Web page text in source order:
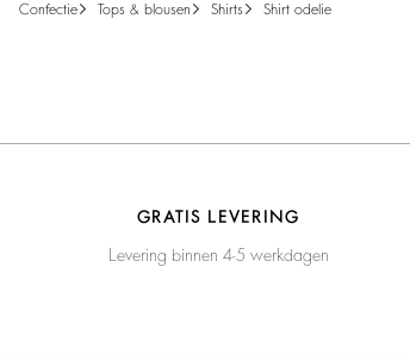
confectie tops & blousen shirts shirt odelie
GRATIS LEVERING
Levering binnen 4-5 werkdagen